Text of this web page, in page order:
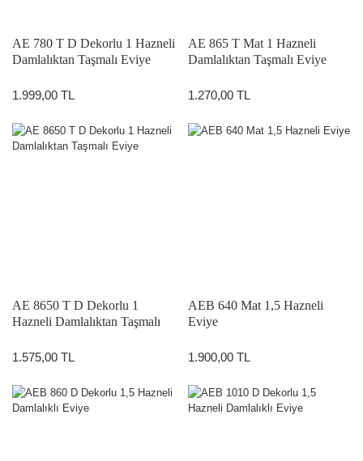
AE 780 T D Dekorlu 1 Hazneli
Damlalıktan Taşmalı Eviye
1.999,00 TL
AE 865 T Mat 1 Hazneli
Damlalıktan Taşmalı Eviye
1.270,00 TL
AE 8650 T D Dekorlu 1
Hazneli Damlalıktan Taşmalı
1.575,00 TL
AEB 640 Mat 1,5 Hazneli
Eviye
1.900,00 TL